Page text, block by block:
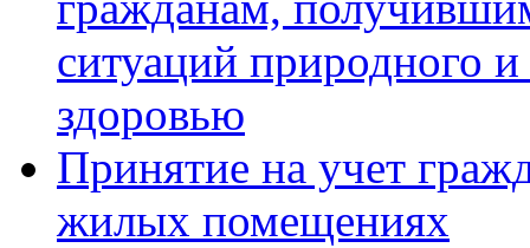
ситуаций природного и
здоровью
Принятие на учет
жилых помещениях